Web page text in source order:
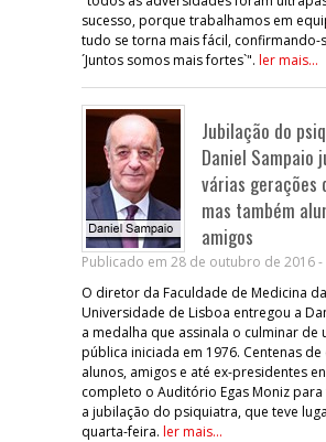
sucesso, porque trabalhamos em
tudo se torna mais fácil, confirmando-
´Juntos somos mais fortes`". ler mais...
Jubilação do
Daniel Sampaio
várias gerações
mas também
amigos
Publicado em 28 de outubro de 2016 -
O diretor da Faculdade de Medicina da
Universidade de Lisboa entregou a
a medalha que assinala o culminar de
pública iniciada em 1976. Centenas de
alunos, amigos e até ex-presidentes
completo o Auditório Egas Moniz
a jubilação do psiquiatra, que teve
quarta-feira. ler mais...